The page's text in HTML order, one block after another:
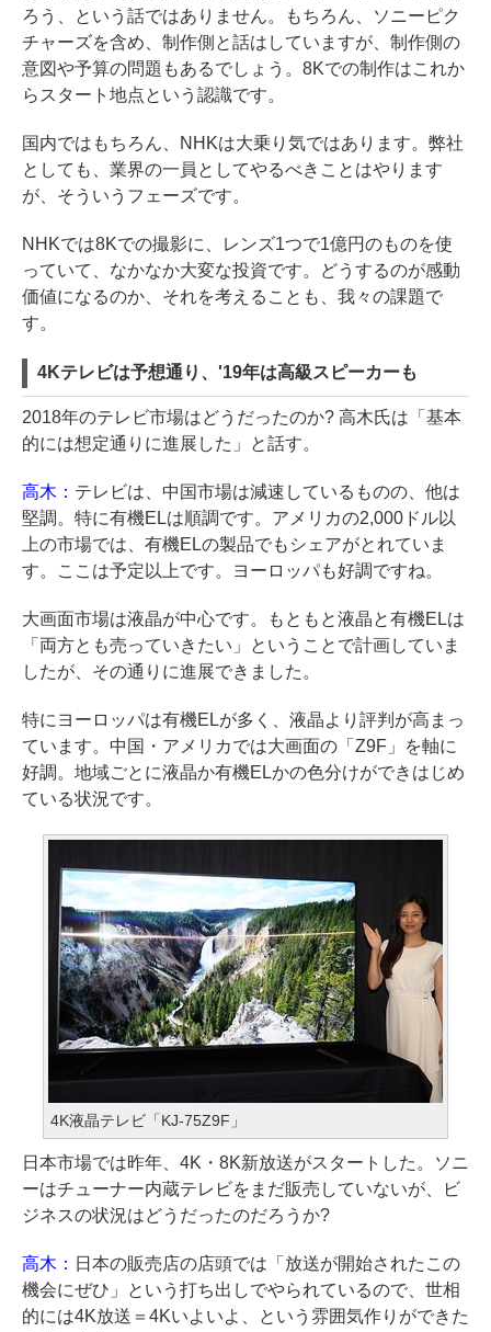
ろう、という話ではありません。もちろん、ソニーピク
チャーズを含め、制作側と話はしていますが、制作側の
意図や予算の問題もあるでしょう。8Kでの制作はこれか
らスタート地点という認識です。
国内ではもちろん、NHKは大乗り気ではあります。弊社
としても、業界の一員としてやるべきことはやります
が、そういうフェーズです。
NHKでは8Kでの撮影に、レンズ1つで1億円のものを使
っていて、なかなか大変な投資です。どうするのが感動
価値になるのか、それを考えることも、我々の課題で
す。
4Kテレビは予想通り、'19年は高級スピーカーも
2018年のテレビ市場はどうだったのか? 高木氏は「基本
的には想定通りに進展した」と話す。
高木： テレビは、中国市場は減速しているものの、他は
堅調。特に有機ELは順調です。アメリカの2,000ドル以
上の市場では、有機ELの製品でもシェアがとれていま
す。ここは予定以上です。ヨーロッパも好調ですね。
大画面市場は液晶が中心です。もともと液晶と有機ELは
「両方とも売っていきたい」ということで計画していま
したが、その通りに進展できました。
特にヨーロッパは有機ELが多く、液晶より評判が高まっ
ています。中国・アメリカでは大画面の「Z9F」を軸に
好調。地域ごとに液晶か有機ELかの色分けができはじめ
ている状況です。
4K液晶テレビ「KJ-75Z9F」
日本市場では昨年、4K・8K新放送がスタートした。ソニ
ーはチューナー内蔵テレビをまだ販売していないが、ビ
ジネスの状況はどうだったのだろうか?
高木： 日本の販売店の店頭では「放送が開始されたこの
機会にぜひ」という打ち出しでやられているので、世相
的には4K放送＝4Kいよいよ、という雰囲気作りができた